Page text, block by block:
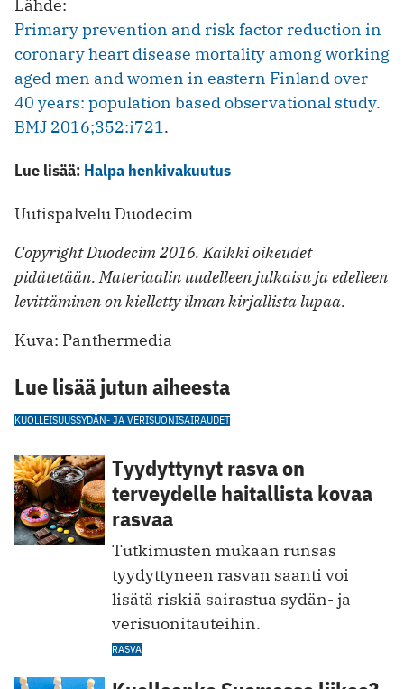
Lähde:
Primary prevention and risk factor reduction in
coronary heart disease mortality among working
aged men and women in eastern Finland over
40 years: population based observational study.
BMJ 2016;352:i721.
Lue lisää: Halpa henkivakuutus
Uutispalvelu Duodecim
Copyright Duodecim 2016. Kaikki oikeudet
pidätetään. Materiaalin uudelleen julkaisu ja edelleen
levittäminen on kielletty ilman kirjallista lupaa.
Kuva: Panthermedia
Lue lisää jutun aiheesta
KUOLLEISUUSSYDÄN- JA VERISUONISAIRAUDET
Tyydyttynyt rasva on
terveydelle haitallista kovaa
rasvaa
Tutkimusten mukaan runsas
tyydyttyneen rasvan saanti voi
lisätä riskiä sairastua sydän- ja
verisuonitauteihin.
RASVA